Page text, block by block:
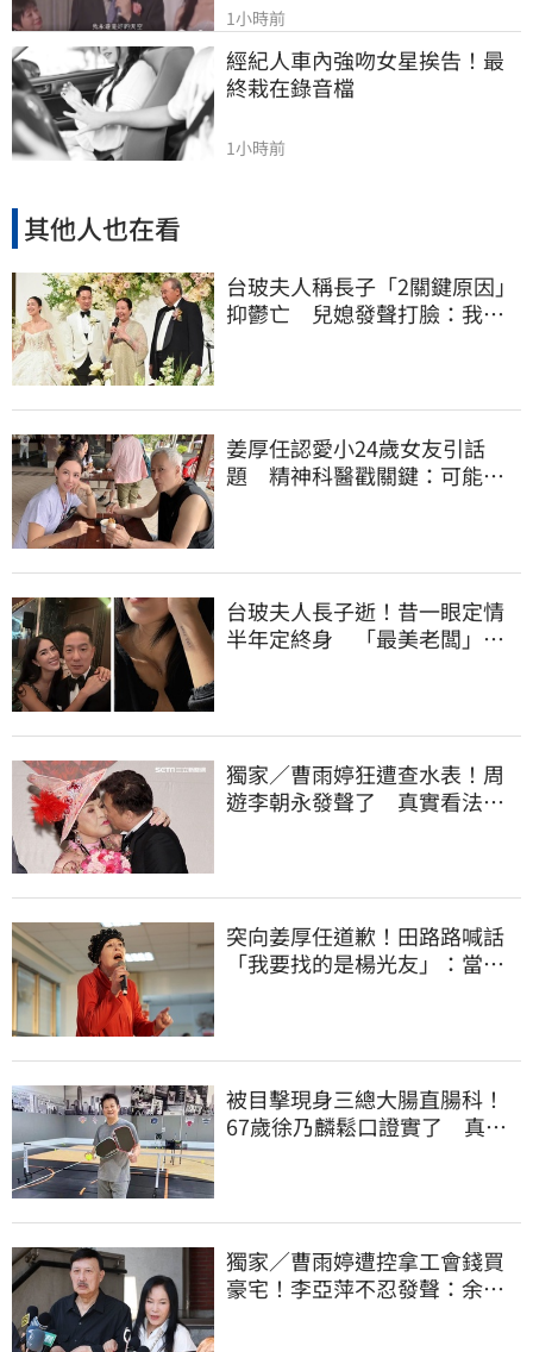
1小時前
經紀人車內強吻女星挨告！最
終栽在錄音檔
1小時前
其他人也在看
台玻夫人稱長子「2關鍵原因」
抑鬱亡 兒媳發聲打臉：我從
姜厚任認愛小24歲女友引話
題 精神科醫戳關鍵：可能是
台玻夫人長子逝！昔一眼定情
半年定終身 「最美老闆」手
獨家／曹雨婷狂遭查水表！周
遊李朝永發聲了 真實看法曝
突向姜厚任道歉！田路路喊話
「我要找的是楊光友」：當時
被目擊現身三總大腸直腸科！
67歲徐乃麟鬆口證實了 真實
獨家／曹雨婷遭控拿工會錢買
豪宅！李亞萍不忍發聲：余天